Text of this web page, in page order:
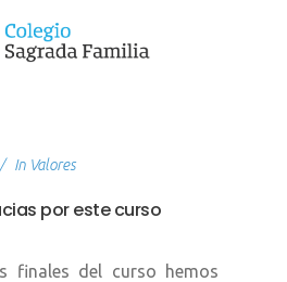
In Valores
por este curso
finales del curso hemos